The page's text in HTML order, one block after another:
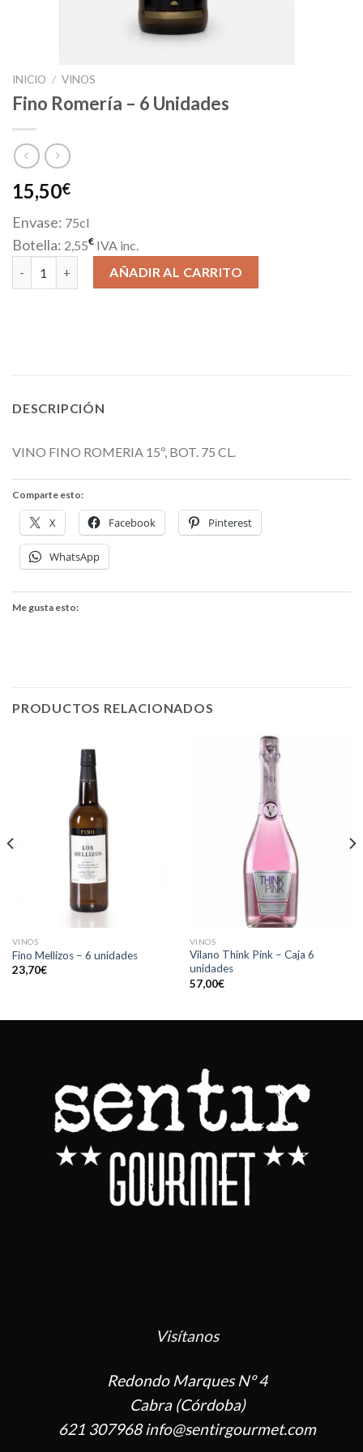
INICIO / VINOS
Fino Romería – 6 Unidades
15,50€
Envase: 75cl
Botella: 2,55€ IVA inc.
Fino Romería - 6 Unidades cantidad
AÑADIR AL CARRITO
DESCRIPCIÓN
VINO FINO ROMERIA 15º, BOT. 75 CL.
Comparte esto:
X Facebook Pinterest
WhatsApp
Me gusta esto:
PRODUCTOS RELACIONADOS
VINOS
Fino Mellizos – 6 unidades
23,70€
VINOS
Vilano Think Pink – Caja 6
unidades
57,00€
Visítanos
Redondo Marques Nº 4
Cabra (Córdoba)
621 307968 info@sentirgourmet.com